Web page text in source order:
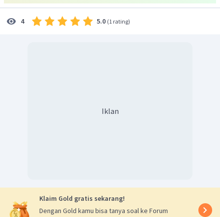
4 5.0 (1 rating)
Iklan
Klaim Gold gratis sekarang!
Dengan Gold kamu bisa tanya soal ke Forum